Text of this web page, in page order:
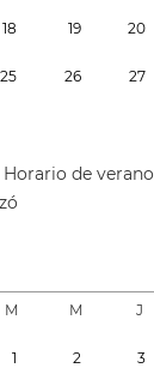
18 19 20
25 26 27
Horario de verano
M M J
1 2 3